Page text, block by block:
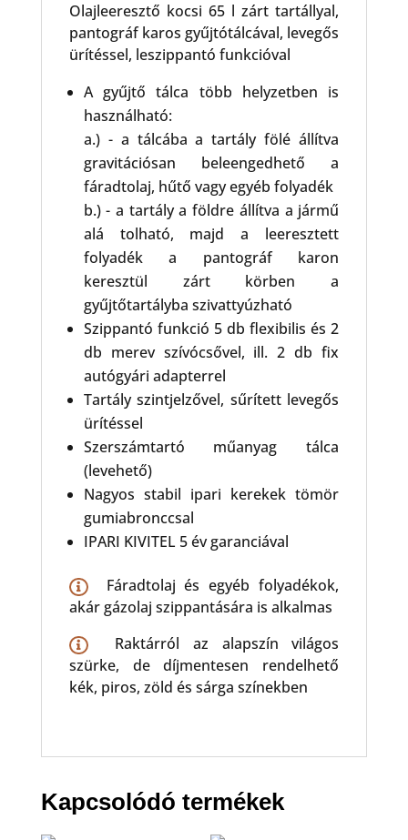
Olajleeresztő kocsi 65 l zárt tartállyal,
pantográf karos gyűjtótálcával, levegős
ürítéssel, leszippantó funkcióval
A gyűjtő tálca több helyzetben is
használható:
a.) - a tálcába a tartály fölé állítva
gravitációsan beleengedhető a
fáradtolaj, hűtő vagy egyéb folyadék
b.) - a tartály a földre állítva a jármű
alá tolható, majd a leeresztett
folyadék a pantográf karon
keresztül zárt körben a
gyűjtőtartályba szivattyúzható
Szippantó funkció 5 db flexibilis és 2
db merev szívócsővel, ill. 2 db fix
autógyári adapterrel
Tartály szintjelzővel, sűrített levegős
ürítéssel
Szerszámtartó műanyag tálca
(levehető)
Nagyos stabil ipari kerekek tömör
gumiabronccsal
IPARI KIVITEL 5 év garanciával
Fáradtolaj és egyéb folyadékok,
akár gázolaj szippantására is alkalmas
Raktárról az alapszín világos
szürke, de díjmentesen rendelhető
kék, piros, zöld és sárga színekben
Kapcsolódó termékek